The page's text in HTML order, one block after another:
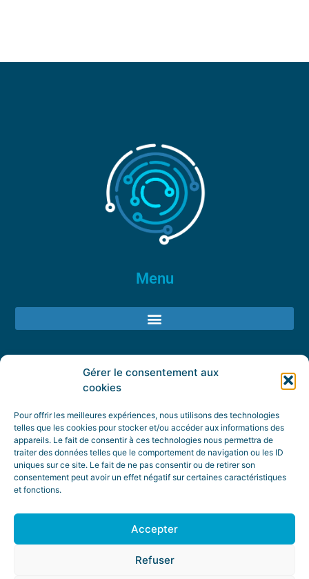
Gérer le consentement aux
cookies
Pour offrir les meilleures expériences, nous utilisons des technologies
telles que les cookies pour stocker et/ou accéder aux informations des
appareils. Le fait de consentir à ces technologies nous permettra de
traiter des données telles que le comportement de navigation ou les ID
uniques sur ce site. Le fait de ne pas consentir ou de retirer son
consentement peut avoir un effet négatif sur certaines caractéristiques
et fonctions.
Accepter
Refuser
Menu
Contact
contact@frenchdtech.fr